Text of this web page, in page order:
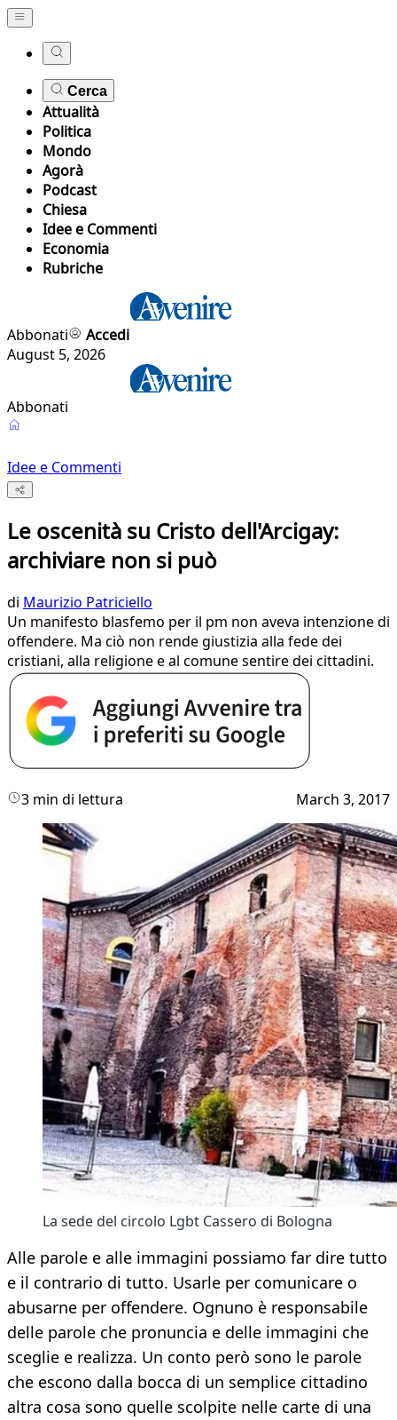
Cerca
Attualità
Politica
Mondo
Agorà
Podcast
Chiesa
Idee e Commenti
Economia
Rubriche
Abbonati
Accedi
August 5, 2026
Abbonati
Idee e Commenti
Le oscenità su Cristo dell'Arcigay:
archiviare non si può
di Maurizio Patriciello
Un manifesto blasfemo per il pm non aveva intenzione di
offendere. Ma ciò non rende giustizia alla fede dei
cristiani, alla religione e al comune sentire dei cittadini.
3 min di lettura March 3, 2017
La sede del circolo Lgbt Cassero di Bologna
Alle parole e alle immagini possiamo far dire tutto
e il contrario di tutto. Usarle per comunicare o
abusarne per offendere. Ognuno è responsabile
delle parole che pronuncia e delle immagini che
sceglie e realizza. Un conto però sono le parole
che escono dalla bocca di un semplice cittadino
altra cosa sono quelle scolpite nelle carte di una